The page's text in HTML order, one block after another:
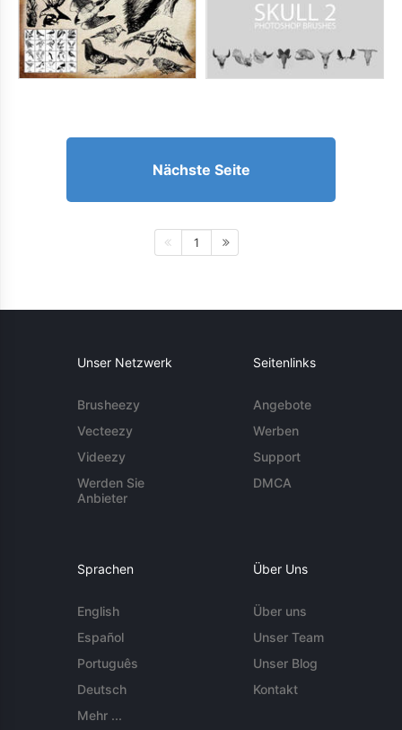
Nächste Seite
1
Unser Netzwerk
Brusheezy
Vecteezy
Videezy
Werden Sie
Anbieter
Seitenlinks
Angebote
Werben
Support
DMCA
Sprachen
English
Español
Português
Deutsch
Mehr ...
Über Uns
Über uns
Unser Team
Unser Blog
Kontakt